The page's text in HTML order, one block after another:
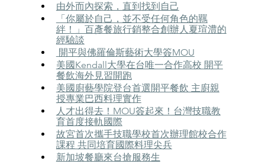
由外而內探索，直到找到自己
「你屬於自己，並不受任何角色的羈
絆！」百彥餐旅行銷整合創辦人夏瑄澧的
經驗談
開平與佛羅倫斯藝術大學簽MOU
美國Kendall大學在台唯一合作高校 開平
餐飲海外見習開跑
美國廚藝學院登台首選開平餐飲 主廚親
授專業巴西料理實作
人才出得去！MOU簽起來！台灣技職教
育首度接軌國際
故宮首次攜手技職學校首次辦理館校合作
課程 共同培育國際料理尖兵
新加坡餐廳來台搶服務生